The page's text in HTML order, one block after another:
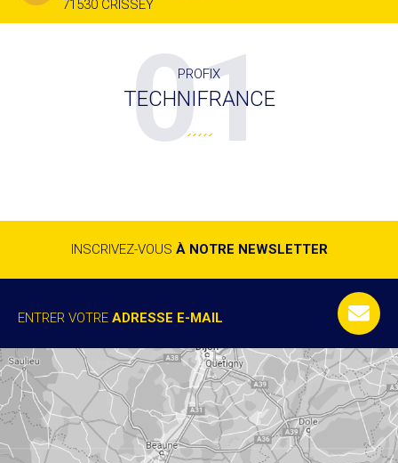
71530 CRISSEY
PROFIX
TECHNIFRANCE
01
INSCRIVEZ-VOUS À NOTRE NEWSLETTER
ENTRER VOTRE ADRESSE E-MAIL